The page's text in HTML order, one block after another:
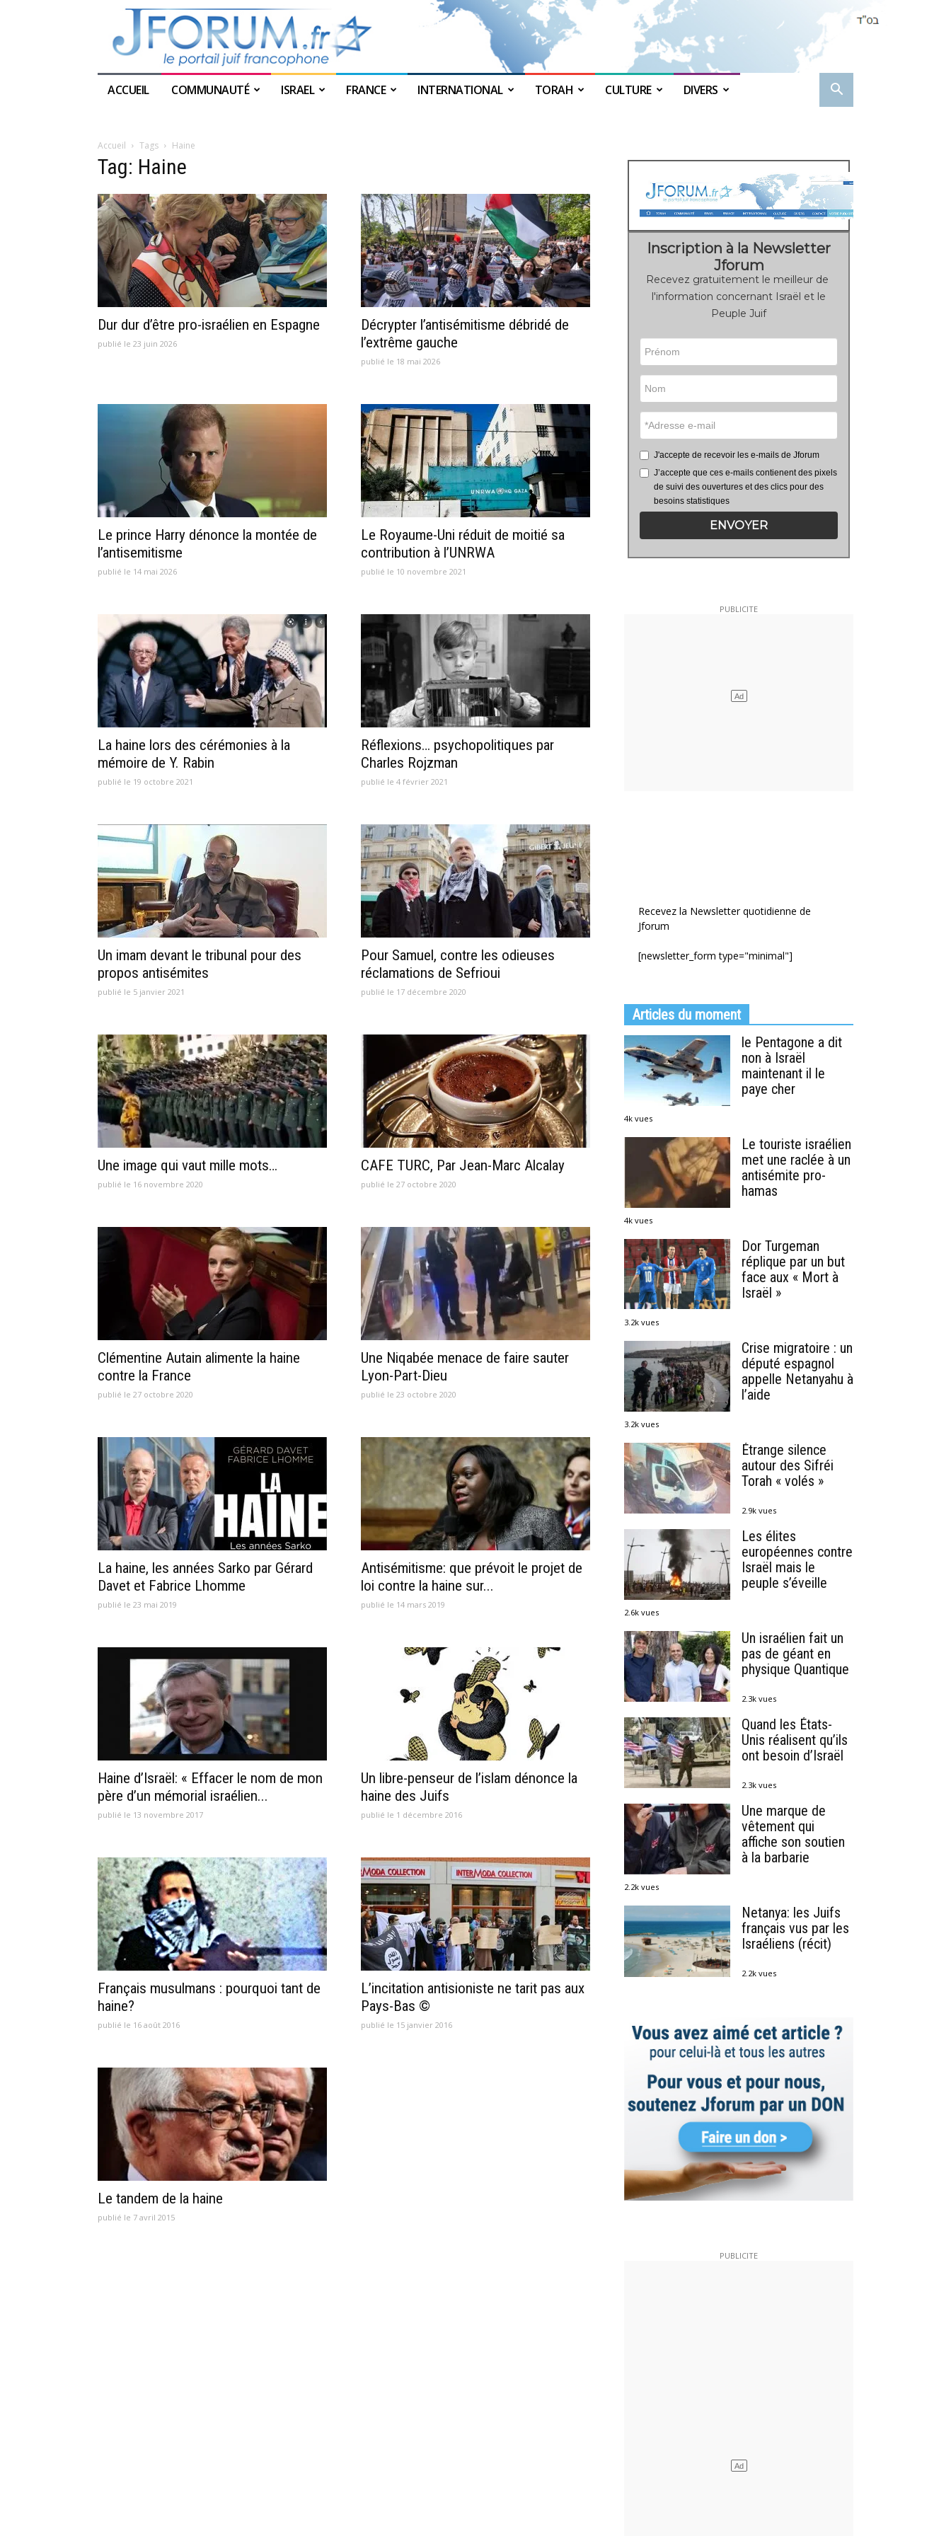
ACCUEIL COMMUNAUTÉ ISRAEL FRANCE INTERNATIONAL TORAH CULTURE DIVERS
Accueil Tags Haine
Tag: Haine
Dur dur d’être pro-israélien en Espagne
publié le 23 juin 2026
Décrypter l’antisémitisme débridé de
l’extrême gauche
publié le 18 mai 2026
Le prince Harry dénonce la montée de
l’antisemitisme
publié le 14 mai 2026
Le Royaume-Uni réduit de moitié sa
contribution à l’UNRWA
publié le 10 novembre 2021
La haine lors des cérémonies à la
mémoire de Y. Rabin
publié le 19 octobre 2021
Réflexions… psychopolitiques par
Charles Rojzman
publié le 4 février 2021
Un imam devant le tribunal pour des
propos antisémites
publié le 5 janvier 2021
Pour Samuel, contre les odieuses
réclamations de Sefrioui
publié le 17 décembre 2020
Une image qui vaut mille mots…
publié le 16 novembre 2020
CAFE TURC, Par Jean-Marc Alcalay
publié le 27 octobre 2020
Clémentine Autain alimente la haine
contre la France
publié le 27 octobre 2020
Une Niqabée menace de faire sauter
Lyon-Part-Dieu
publié le 23 octobre 2020
La haine, les années Sarko par Gérard
Davet et Fabrice Lhomme
publié le 23 mai 2019
Antisémitisme: que prévoit le projet de
loi contre la haine sur...
publié le 14 mars 2019
Haine d’Israël: « Effacer le nom de mon
père d’un mémorial israélien...
publié le 13 novembre 2017
Un libre-penseur de l’islam dénonce la
haine des Juifs
publié le 1 décembre 2016
Français musulmans : pourquoi tant de
haine?
publié le 16 août 2016
L’incitation antisioniste ne tarit pas aux
Pays-Bas ©
publié le 15 janvier 2016
Le tandem de la haine
publié le 7 avril 2015
Inscription à la Newsletter
Jforum
Recevez gratuitement le meilleur de
l'information concernant Israël et le
Peuple Juif
J'accepte de recevoir les e-mails de Jforum
J’accepte que ces e-mails contienent des pixels
de suivi des ouvertures et des clics pour des
besoins statistiques
ENVOYER
Recevez la Newsletter quotidienne de
Jforum
[newsletter_form type="minimal"]
Articles du moment
le Pentagone a dit
non à Israël
maintenant il le
paye cher
4k vues
Le touriste israélien
met une raclée à un
antisémite pro-
hamas
4k vues
Dor Turgeman
réplique par un but
face aux « Mort à
Israël »
3.2k vues
Crise migratoire : un
député espagnol
appelle Netanyahu à
l’aide
3.2k vues
Étrange silence
autour des Sifréi
Torah « volés »
2.9k vues
Les élites
européennes contre
Israël mais le
peuple s’éveille
2.6k vues
Un israélien fait un
pas de géant en
physique Quantique
2.3k vues
Quand les États-
Unis réalisent qu’ils
ont besoin d’Israël
2.3k vues
Une marque de
vêtement qui
affiche son soutien
à la barbarie
2.2k vues
Netanya: les Juifs
français vus par les
Israéliens (récit)
2.2k vues